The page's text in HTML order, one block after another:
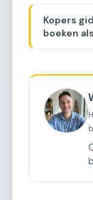
Kopers
boeken